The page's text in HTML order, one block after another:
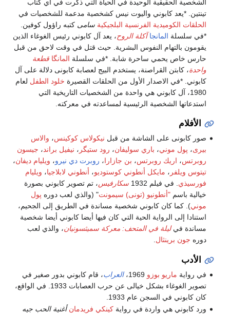
الشخصية الحقيقية الوحيدة في الحياة التي ذكرت في أي كتاب
تينتين. *يعد كابوني واليوت نيس كشخصية مدعمة للشخصيات في
الحلقات الكوميدية الفرنسية البلجيكية سامى كتبه راؤول كوفين.
*في سلسلة المانجا آكلة الروح، يعد آل كابوني رئيس الغوغاء الذين
يقومون بالتهام النفوس البشرية. حيث قتل في وقت لاحق من قبل
حارس خاص يحمي ساحرة شابة. *في سلسلة المانگا قطعة
واحدة، كابتن القراصنة، يستخدم البيج لعصابة كابونى دلالة على آل
كابوني. *في الاصدار الأول من الحلقات القصيرة خلود الطفل لعام
1980، آل كابوني هي واحدة من الشخصيات التاريخية التي
استدعاتها الشخصية الرئيسية لمساعدته في معركته.
الأفلام
صور كابونى على الشاشة من قبل نيكولاس كوكينس، والاس
بيرى، پول موني، باري سوليفان، رود ستيگر ، نيفيل براند، جيسون
روبرتس، اريك روبرتس، بن جازارا، روبرت دي نيرو، ويليام ديفان،
تيتوس ويلفر ، مايكل أنطوني كوستوديو، أنطوني لابلاجيا، ويليام
فورسيذي . في فيلم 1932 سكارفيس، تم تصوير كابوني بصورة
خيالية باسم"أنطونيو (تونى) سيمونت" (والذي لعب دوره پول
موني). كما كان كابوني شخصية مساندة في الطريق إلى الجحيم،
استنادا إلى الرواية الحية التي كان فيها أيضا كابوني أيضا شخصية
مساندة فيليلة في المتحف: معركة سميثسونيان، والذي لعب
دوره جون برينثال
الأدب
في رواية ماريو بوزو 1969، العراب، قام كابوني بدور صغير في
تصوير الغوغاء بشكل خيالى عن حرب العصابات 1933. في الواقع،
كان كابوني في السجن عام 1933.
ورد كابوني هي واردة في روايةكينكي فريدمان أغنية الحب جيه